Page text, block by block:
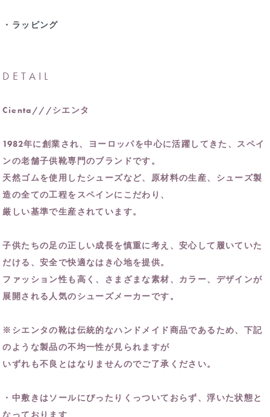
・ラッピング
DETAIL
Cienta///シエンタ
1982年に創業され、ヨーロッパを中心に活躍してきた、スペイ
ンの老舗子供靴専門のブランドです。
天然ゴムを使用したシューズなど、原材料の生産、シューズ製
造の全ての工程をスペインにこだわり、
厳しい基準で生産されています。
子供たちの足の正しい成長を慎重に考え、安心して履いていた
だける、安全で快適なはき心地を提供。
ファッション性も高く、さまざまな素材、カラー、デザインが
展開される人気のシューズメーカーです。
※シエンタの靴は伝統的なハンドメイド商品であるため、下記
のような製品の不均一性が見られますが
いずれも不良とはなりませんのでご了承ください。
・中敷きはソールにぴったりくっついておらず、浮いた状態と
なっております